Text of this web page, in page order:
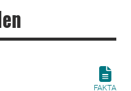
FAKTA